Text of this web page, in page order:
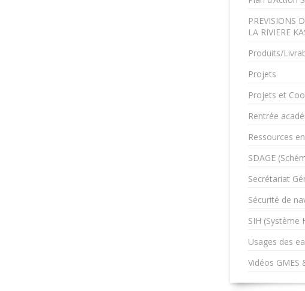
PREVISIONS
LA RIVIERE
Produits/
Projets
Projets et
Rentrée
Ressources
SDAGE
Secrétariat
Sécurité de
SIH (Système
Usages des
Vidéos GMES